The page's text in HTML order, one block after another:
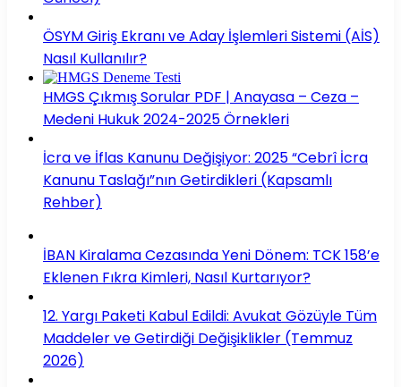
ÖSYM Giriş Ekranı ve Aday İşlemleri Sistemi (AİS)
Nasıl Kullanılır?
HMGS Çıkmış Sorular PDF | Anayasa – Ceza –
Medeni Hukuk 2024-2025 Örnekleri
İcra ve İflas Kanunu Değişiyor: 2025 “Cebrî İcra
Kanunu Taslağı”nın Getirdikleri (Kapsamlı
Rehber)
İBAN Kiralama Cezasında Yeni Dönem: TCK 158’e
Eklenen Fıkra Kimleri, Nasıl Kurtarıyor?
12. Yargı Paketi Kabul Edildi: Avukat Gözüyle Tüm
Maddeler ve Getirdiği Değişiklikler (Temmuz
2026)